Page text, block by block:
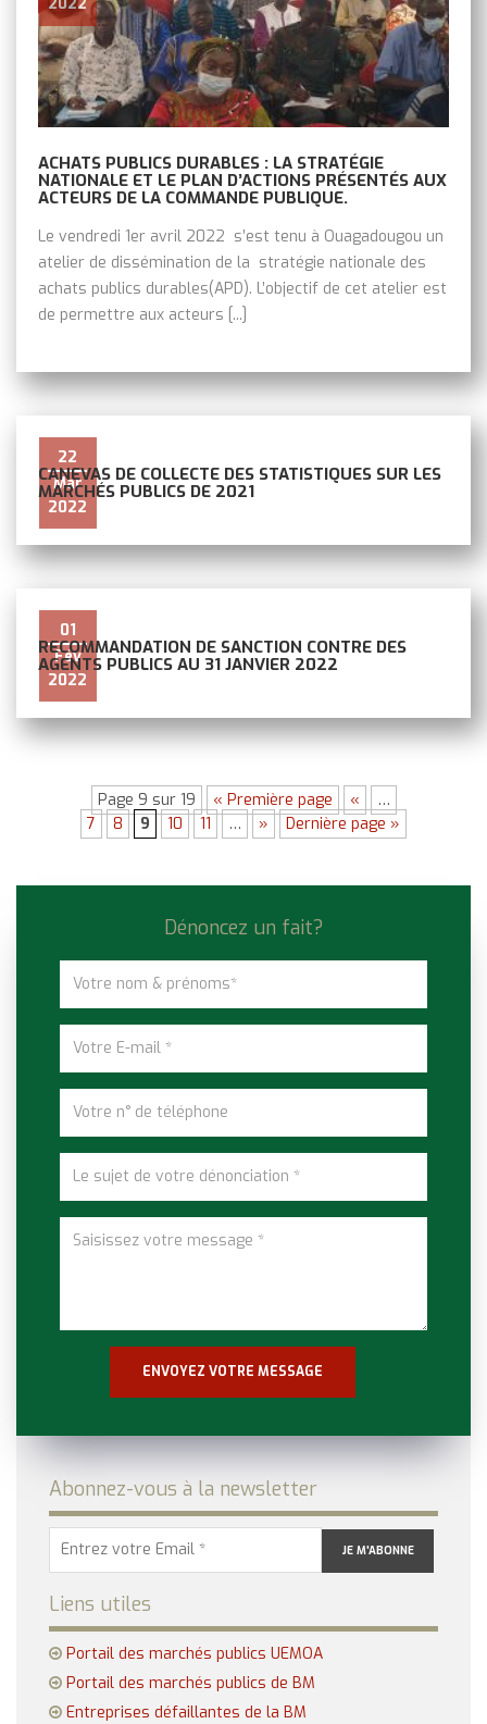
2022
ACHATS PUBLICS DURABLES : LA STRATÉGIE
NATIONALE ET LE PLAN D’ACTIONS PRÉSENTÉS AUX
ACTEURS DE LA COMMANDE PUBLIQUE.
Le vendredi 1er avril 2022 s’est tenu à Ouagadougou un
atelier de dissémination de la stratégie nationale des
achats publics durables(APD). L’objectif de cet atelier est
de permettre aux acteurs [...]
22
Mar
2022
CANEVAS DE COLLECTE DES STATISTIQUES SUR LES
MARCHÉS PUBLICS DE 2021
01
Fév
2022
RECOMMANDATION DE SANCTION CONTRE DES
AGENTS PUBLICS AU 31 JANVIER 2022
Page 9 sur 19 « Première page «
…
7
8 9 10 11 … » Dernière page »
Dénoncez un fait?
Abonnez-vous à la newsletter
Liens utiles
Portail des marchés publics UEMOA
Portail des marchés publics de BM
Entreprises défaillantes de la BM